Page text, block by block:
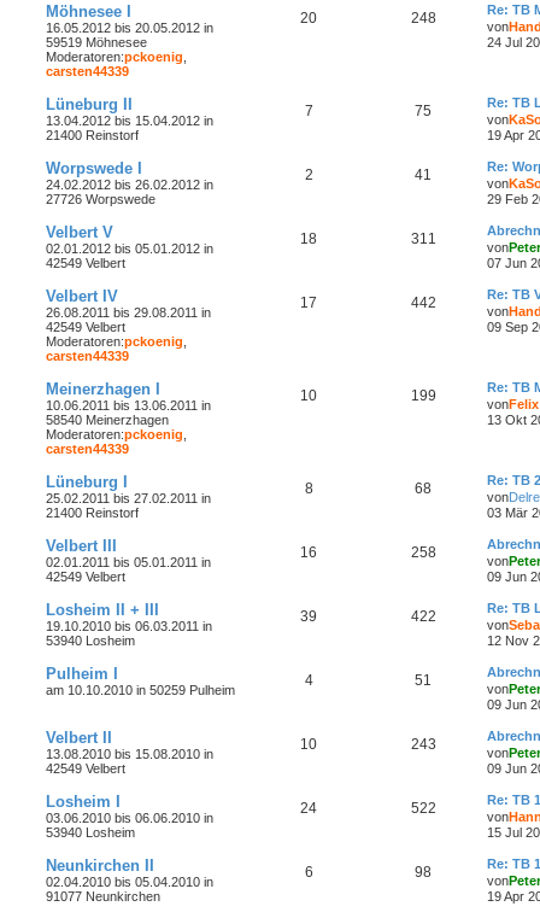
Möhnesee I
16.05.2012 bis 20.05.2012 in
59519 Möhnesee
Moderatoren:pckoenig
carsten44339
20 248
Re: TB
von
24 Jul
Lüneburg II
13.04.2012 bis 15.04.2012 in
21400 Reinstorf
7 75
Re: TB
von
19 Apr
Worpswede I
24.02.2012 bis 26.02.2012 in
27726 Worpswede
2 41
Re:
von
29 Feb
Velbert V
02.01.2012 bis 05.01.2012 in
42549 Velbert
18 311
von
07 Jun
Velbert IV
26.08.2011 bis 29.08.2011 in
42549 Velbert
Moderatoren:pckoenig
carsten44339
17 442
Re: TB
von
09 Sep
Meinerzhagen I
10.06.2011 bis 13.06.2011 in
58540 Meinerzhagen
Moderatoren:pckoenig
carsten44339
10 199
Re: TB
vonFelix
13 Okt
Lüneburg I
25.02.2011 bis 27.02.2011 in
21400 Reinstorf
8 68
Re: TB
von
03 Mär
Velbert III
02.01.2011 bis 05.01.2011 in
42549 Velbert
16 258
von
09 Jun
Losheim II + III
19.10.2010 bis 06.03.2011 in
53940 Losheim
39 422
Re: TB
von
12 Nov
Pulheim I
am 10.10.2010 in 50259 Pulheim
4 51
von
09 Jun
Velbert II
13.08.2010 bis 15.08.2010 in
42549 Velbert
10 243
von
09 Jun
Losheim I
03.06.2010 bis 06.06.2010 in
53940 Losheim
24 522
Re: TB
von
15 Jul
Neunkirchen II
02.04.2010 bis 05.04.2010 in
91077 Neunkirchen
6 98
Re: TB
von
19 Apr